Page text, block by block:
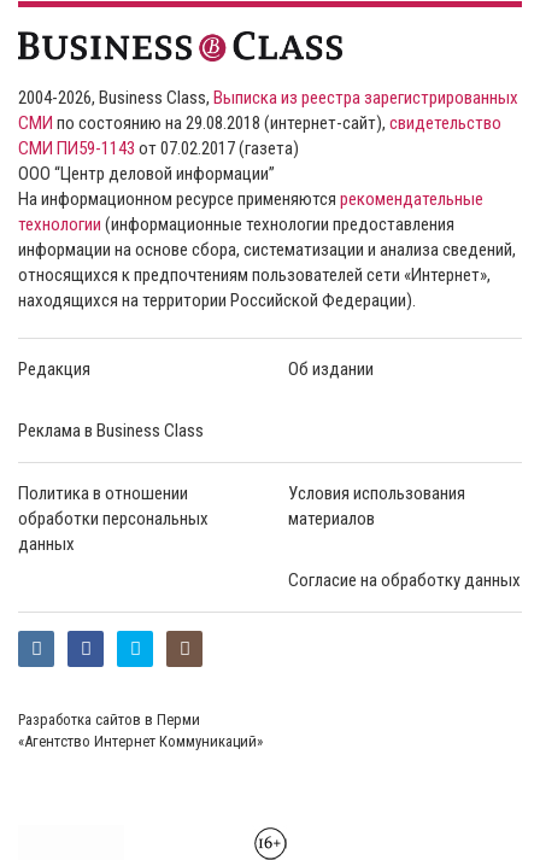
2004-2026, Business Class, Выписка из реестра зарегистрированных
СМИ по состоянию на 29.08.2018 (интернет-сайт), свидетельство
СМИ ПИ59-1143 от 07.02.2017 (газета)
ООО “Центр деловой информации”
На информационном ресурсе применяются рекомендательные
технологии (информационные технологии предоставления
информации на основе сбора, систематизации и анализа сведений,
относящихся к предпочтениям пользователей сети «Интернет»,
находящихся на территории Российской Федерации).
Редакция Об издании
Реклама в Business Class
Политика в отношении
обработки персональных
данных
Условия использования
материалов
Согласие на обработку данных
Разработка сайтов в Перми
«Агентство Интернет Коммуникаций»